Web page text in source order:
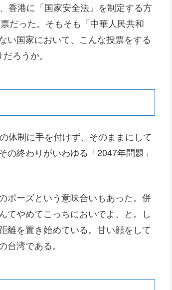
香港に「国家安全法」を制定する方
だった。そもそも「中華人民共和
い国家において、こんな投票をする
ろうか。
体制に手を付けず、そのままにして
終わりがいわゆる「2047年問題」
ポーズという意味合いもあった。併
てやめてこっちにおいでよ、と。し
離を置き始めている。甘い顔をして
湾である。